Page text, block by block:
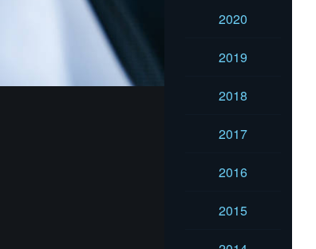
2020
2019
2018
2017
2016
2015